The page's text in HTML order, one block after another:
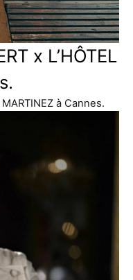
x L’HÔTEL
MARTINEZ à Cannes.